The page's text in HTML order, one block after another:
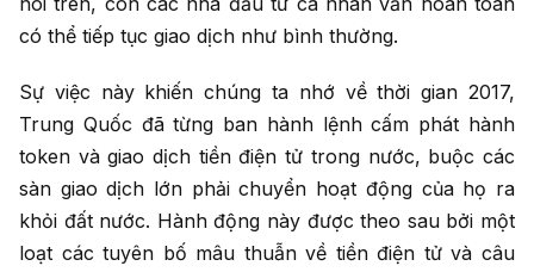
có thể tiếp tục giao dịch như bình thường.
Sự việc này khiến chúng ta nhớ về thời gian 2017,
Trung Quốc đã từng ban hành lệnh cấm phát hành
token và giao dịch tiền điện tử trong nước, buộc các
sàn giao dịch lớn phải chuyển hoạt động của họ ra
khỏi đất nước. Hành động này được theo sau bởi một
loạt các tuyên bố mâu thuẫn về tiền điện tử và câu